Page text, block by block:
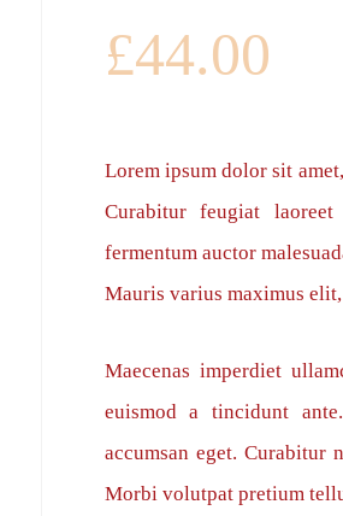
£44.00
Lorem ipsum dolor sit
Curabitur feugiat
fermentum auctor
Mauris varius maximus
Maecenas imperdiet
euismod a tincidunt
accumsan eget. Curabitur
Morbi volutpat pretium